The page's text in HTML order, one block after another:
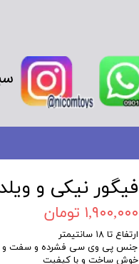
فیگور نیکی و ویلد
۱,۹۰۰,۰۰۰ تومان
ارتفاع تا ۱۸ سانتیمتر
جنس پی وی سی فشرده و سفت و
خوش ساخت و با کیفیت